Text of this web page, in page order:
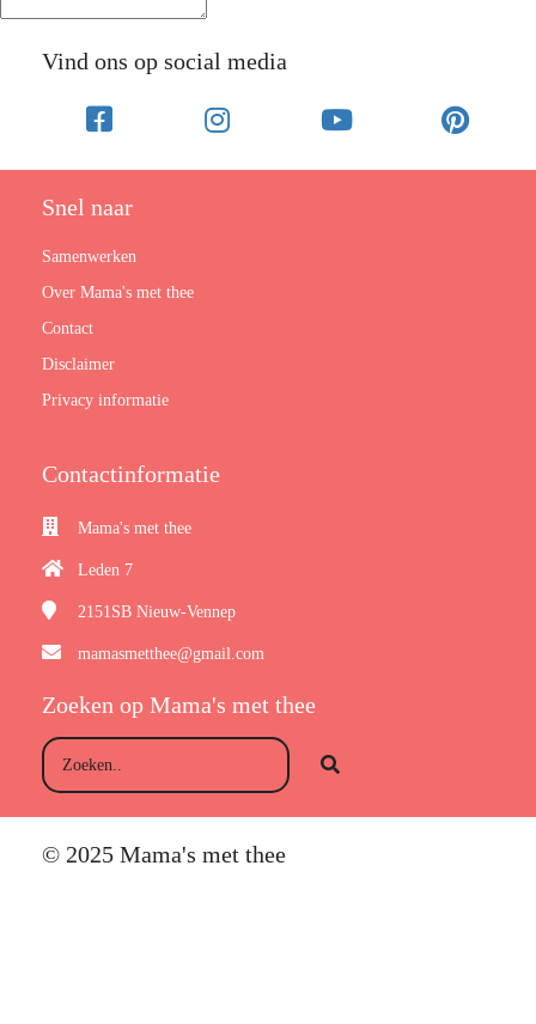
Vind ons op social media
Snel naar
Samenwerken
Over Mama's met thee
Contact
Disclaimer
Privacy informatie
Contactinformatie
Mama's met thee
Leden 7
2151SB Nieuw-Vennep
mamasmetthee@gmail.com
Zoeken op Mama's met thee
© 2025 Mama's met thee